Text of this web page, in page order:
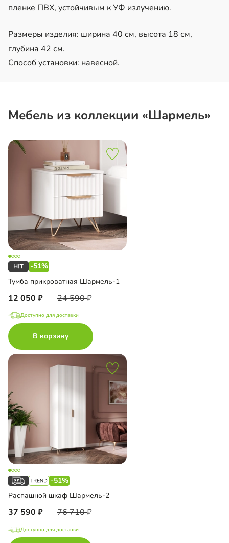
пленке ПВХ, устойчивым к УФ излучению.
Размеры изделия: ширина 40 см, высота 18 см,
глубина 42 см.
Способ установки: навесной.
Мебель из коллекции «Шармель»
-51%
Тумба прикроватная Шармель-1
12 050 24 590
Доступно для доставки
В корзину
-51%
Распашной шкаф Шармель-2
37 590 76 710
Доступно для доставки